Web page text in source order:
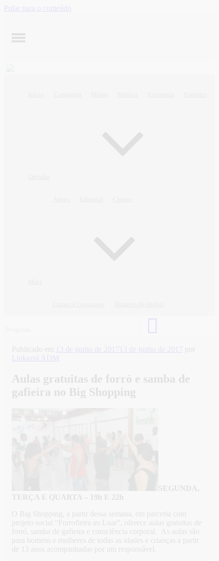
Pular para o conteúdo
Publicado em 13 de junho de 2017 13 de junho de 2017 por
Linkazul ADM
Aulas gratuitas de forró e samba de
gafieira no Big Shopping
SEGUNDA,
TERÇA E QUARTA – 19h E 22h
O Big Shopping, a partir dessa semana, em parceria com
projeto social “Forrofieira ao Luar”, oferece aulas gratuitas de
forró, samba de gafieira e consciência corporal. As aulas são
para homens e mulheres de todas as idades e crianças a partir
de 13 anos acompanhadas por um responsável.